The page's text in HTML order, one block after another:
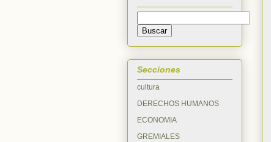
Secciones
cultura
DERECHOS HUMANOS
ECONOMIA
GREMIALES